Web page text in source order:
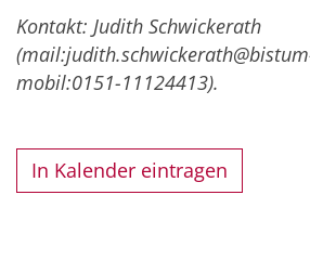
Kontakt: Judith Schwickerath
mobil:0151-11124413).
In Kalender eintragen